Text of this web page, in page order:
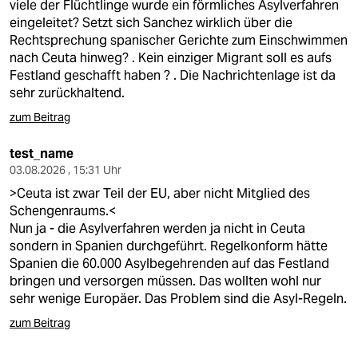
viele der Flüchtlinge wurde ein förmliches Asylverfahren
eingeleitet? Setzt sich Sanchez wirklich über die
Rechtsprechung spanischer Gerichte zum Einschwimmen
nach Ceuta hinweg? . Kein einziger Migrant soll es aufs
Festland geschafft haben ? . Die Nachrichtenlage ist da
sehr zurückhaltend.
zum Beitrag
test_name
03.08.2026 , 15:31 Uhr
>Ceuta ist zwar Teil der EU, aber nicht Mitglied des
Schengenraums.<
Nun ja - die Asylverfahren werden ja nicht in Ceuta
sondern in Spanien durchgeführt. Regelkonform hätte
Spanien die 60.000 Asylbegehrenden auf das Festland
bringen und versorgen müssen. Das wollten wohl nur
sehr wenige Europäer. Das Problem sind die Asyl-Regeln.
zum Beitrag